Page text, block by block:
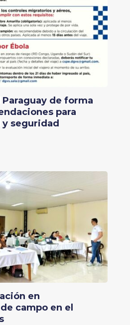
de forma
para
seguridad
en
campo en el